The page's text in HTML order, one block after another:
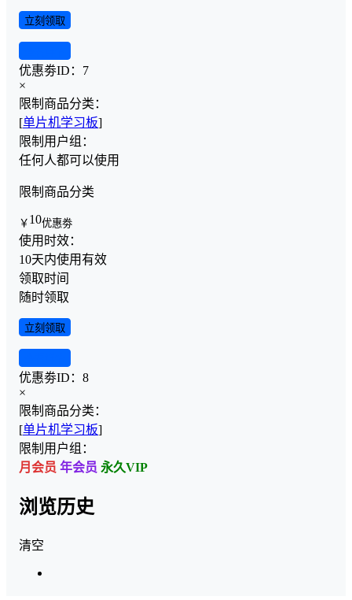
立刻领取
优惠劵ID： 7
×
限制商品分类：
[单片机学习板]
限制用户组：
任何人都可以使用
限制商品分类
￥ 10优惠劵
使用时效：
10天内使用有效
领取时间
随时领取
立刻领取
优惠劵ID： 8
×
限制商品分类：
[单片机学习板]
限制用户组：
月会员 年会员 永久VIP
浏览历史
清空